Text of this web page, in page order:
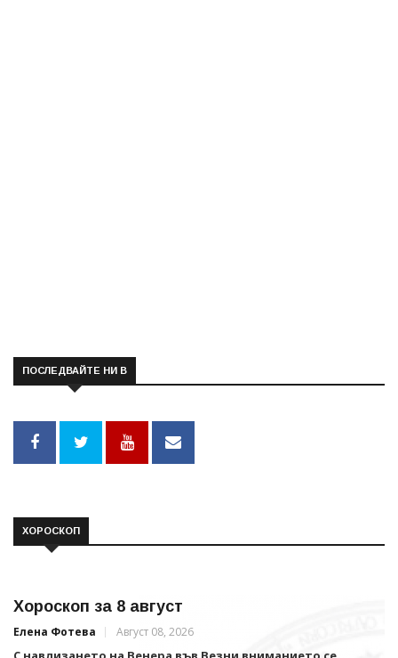
ПОСЛЕДВАЙТЕ НИ В
ХОРОСКОП
Хороскоп за 8 август
Елена Фотева Август 08, 2026